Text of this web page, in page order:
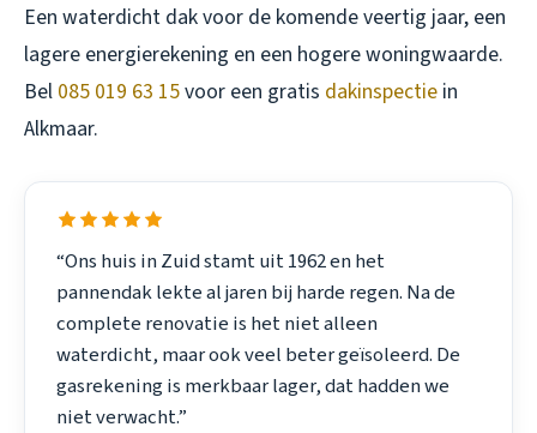
Een waterdicht dak voor de komende veertig jaar, een
lagere energierekening en een hogere woningwaarde.
Bel 085 019 63 15voor een gratis dakinspectie in
Alkmaar.
“Ons huis in Zuid stamt uit 1962 en het
pannendak lekte al jaren bij harde regen. Na de
complete renovatie is het niet alleen
waterdicht, maar ook veel beter geïsoleerd. De
gasrekening is merkbaar lager, dat hadden we
niet verwacht.”